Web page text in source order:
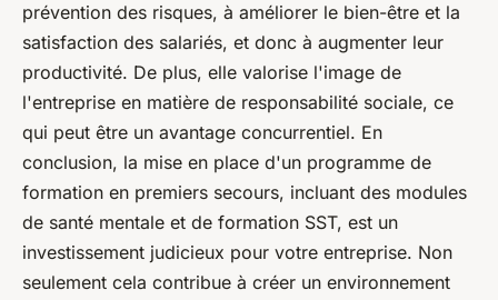
prévention des risques, à améliorer le bien-être et la
satisfaction des salariés, et donc à augmenter leur
productivité. De plus, elle valorise l'image de
l'entreprise en matière de responsabilité sociale, ce
qui peut être un avantage concurrentiel. En
conclusion, la mise en place d'un programme de
formation en premiers secours, incluant des modules
de santé mentale et de formation SST, est un
investissement judicieux pour votre entreprise. Non
seulement cela contribue à créer un environnement